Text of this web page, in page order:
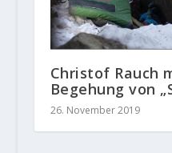
Christof Rauch
Begehung von
26. November 2019